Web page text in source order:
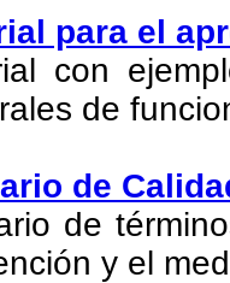
para el
con
de
de
de
y el